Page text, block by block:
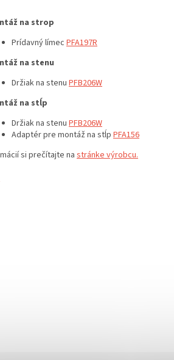
na strop
Prídavný límec PFA197R
na stenu
Držiak na stenu PFB206W
na stĺp
Držiak na stenu PFB206W
Adaptér pre montáž na stĺp PFA156
si prečítajte nastránke výrobcu.